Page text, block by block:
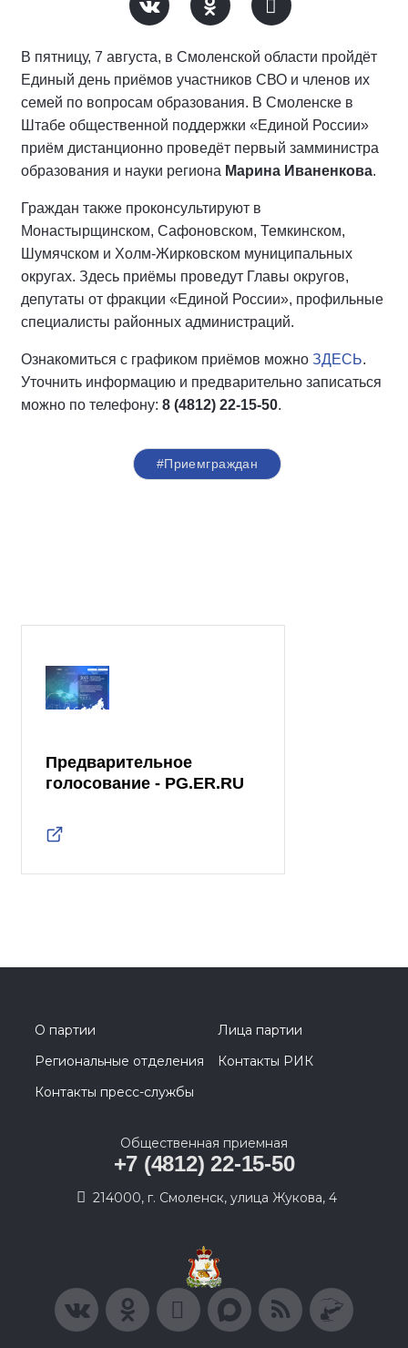
В пятницу, 7 августа, в Смоленской области пройдёт
Единый день приёмов участников СВО и членов их
семей по вопросам образования. В Смоленске в
Штабе общественной поддержки «Единой России»
приём дистанционно проведёт первый замминистра
образования и науки региона Марина Иваненкова.
Граждан также проконсультируют в
Монастырщинском, Сафоновском, Темкинском,
Шумячском и Холм-Жирковском муниципальных
округах. Здесь приёмы проведут Главы округов,
депутаты от фракции «Единой России», профильные
специалисты районных администраций.
Ознакомиться с графиком приёмов можно ЗДЕСЬ.
Уточнить информацию и предварительно записаться
можно по телефону: 8 (4812) 22-15-50.
#Приемграждан
Предварительное
голосование - PG.ER.RU
О партии
Лица партии
Региональные отделения
Контакты РИК
Контакты пресс-службы
Общественная приемная
+7 (4812) 22-15-50
214000, г. Смоленск, улица Жукова, 4